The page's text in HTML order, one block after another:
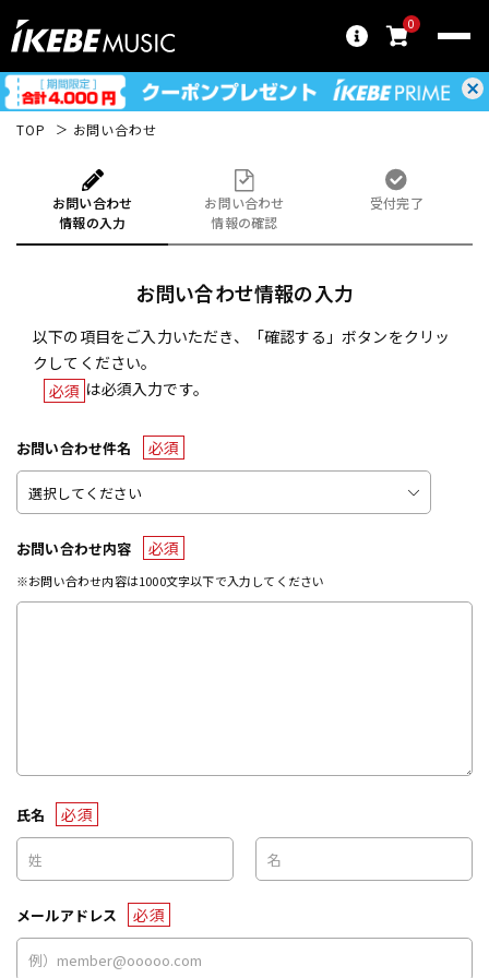
0
TOP お問い合わせ
お問い合わせ
情報の入力
お問い合わせ
情報の確認
受付完了
お問い合わせ情報の入力
以下の項目をご入力いただき、「確認する」ボタンをクリッ
クしてください。
必須 は必須入力です。
お問い合わせ件名 必須
お問い合わせ内容 必須
※お問い合わせ内容は1000文字以下で入力してください
氏名 必須
メールアドレス 必須